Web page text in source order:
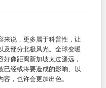
来说，更多属于科普性，让
及部分北极风光。全球变暖
像距离新加坡太过遥远，
已经或将要造成的影响、以
，也许会更加出色。